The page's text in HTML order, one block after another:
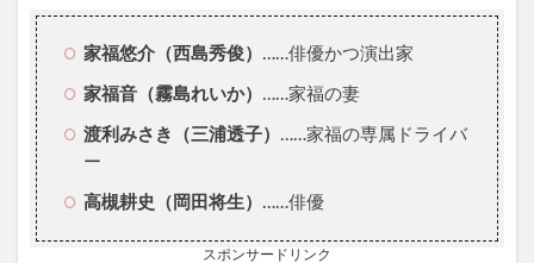
家福悠介（西島秀俊） ……俳優かつ演出家
家福音（霧島れいか） ……家福の妻
渡利みさき（三浦透子） ……家福の専属ドライバ
ー
高槻耕史（岡田将生） ……俳優
スポンサードリンク